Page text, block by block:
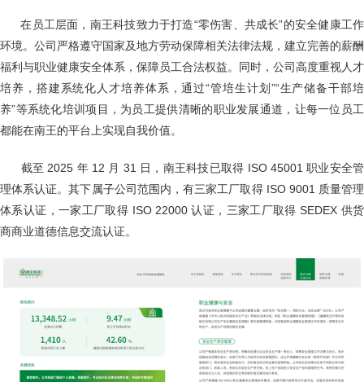
在员工层面，南王科技致力于打造“零伤害、共成长”的安全健康工作
环境。公司严格遵守国家及地方劳动保障相关法律法规，建立完善的薪酬
福利与职业健康安全体系，保障员工合法权益。同时，公司高度重视人才
培养，搭建系统化人才培养体系，通过“管培生计划”“生产储备干部培
养”等系统化培训项目，为员工提供清晰的职业发展通道，让每一位员工
都能在南王的平台上实现自我价值。
截至 2025 年 12 月 31 日，南王科技已取得 ISO 45001 职业安全管
理体系认证。其下属子公司范围内，有三家工厂取得 ISO 9001 质量管理
体系认证，一家工厂取得 ISO 22000 认证，三家工厂取得 SEDEX 供货
商商业道德信息交流认证。